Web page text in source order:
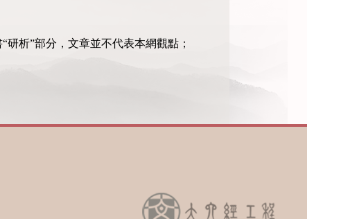
研析”部分，文章並不代表本網觀點；